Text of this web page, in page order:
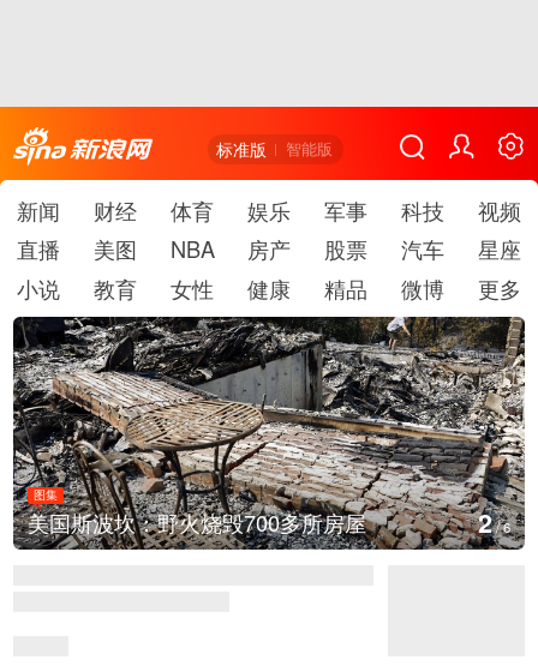
标准版 智能版
新闻 财经 体育 娱乐 军事 科技
视频
直播
美图 NBA 房产 股票 汽车
星座
小说
教育 女性 健康 精品 微博 更多
图集
美国斯波坎：野火烧毁700多所房屋 2/6